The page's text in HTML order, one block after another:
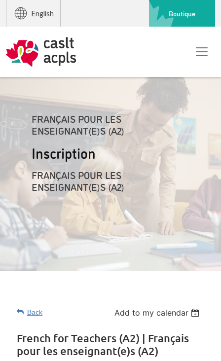
English Boutique
FRANÇAIS POUR LES
ENSEIGNANT(E)S (A2)
Inscription
FRANÇAIS POUR LES
ENSEIGNANT(E)S (A2)